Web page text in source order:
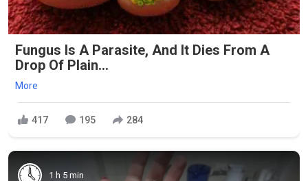
Fungus Is A Parasite, And It Dies From A
Drop Of Plain...
More
417 195 284
1 h 5 min